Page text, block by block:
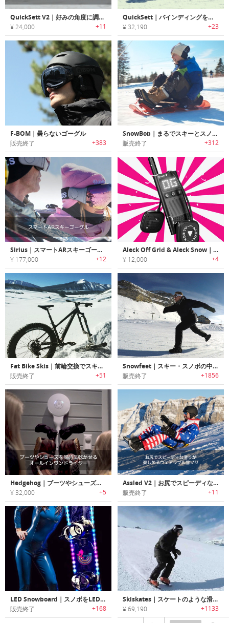
QuickSett V2｜好みの角度に調整可能な回転式バインディングディスク
¥ 24,000 +11
QuickSett｜バインディングを回転して膝への負担を低減するスノーボードパーツ「クイックセット」
¥ 32,190 +23
F-BOM｜曇らないゴーグル
販売終了 +383
SnowBob｜まるでスキーとスノボが合体したような直感的にコントロール可能なソリ「スノーボブ」
販売終了 +312
Sirius｜スマートARスキーゴーグル
¥ 177,000 +12
Aleck Off Grid & Aleck Snow｜どんなに離れても友達と繋がったまま会話や音楽を楽しめるデバイス
¥ 12,000 +4
Fat Bike Skis｜前輪交換でスキーライド可能なバイク用スキー板「ファットバイクスキー」
販売終了 +51
Snowfeet｜スキー・スノボの中間のような滑走が楽しめる「スノーフィート」
販売終了 +1856
Hedgehog｜ブーツやシューズを同時に乾かせる オールインワンドライヤー「ヘッジホッグ」
¥ 32,000 +5
Assled V2｜お尻でスピーディな滑りが楽しめるウェアラブル雪ソリ「アスレッド」
販売終了 +11
LED Snowboard｜スノボをLEDでデコレート「LEDスノーボード」
販売終了 +168
Skiskates｜スケートのような滑走が楽しめるミニスキー「スキースケート」
¥ 69,190 +1133